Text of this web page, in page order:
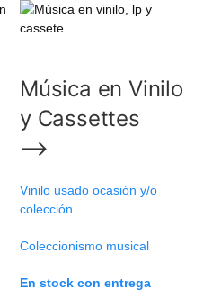
Música en Vinilo
y Cassettes
⟶
Vinilo usado ocasión y/o
colección
Coleccionismo musical
En stock con entrega